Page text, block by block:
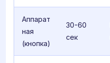
Аппарат
ная
(кнопка)
30-60
сек